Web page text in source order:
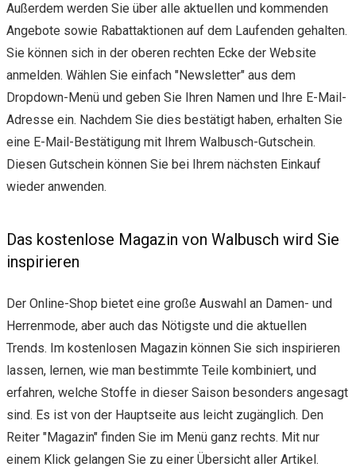
Außerdem werden Sie über alle aktuellen und kommenden
Angebote sowie Rabattaktionen auf dem Laufenden gehalten.
Sie können sich in der oberen rechten Ecke der Website
anmelden. Wählen Sie einfach "Newsletter" aus dem
Dropdown-Menü und geben Sie Ihren Namen und Ihre E-Mail-
Adresse ein. Nachdem Sie dies bestätigt haben, erhalten Sie
eine E-Mail-Bestätigung mit Ihrem Walbusch-Gutschein.
Diesen Gutschein können Sie bei Ihrem nächsten Einkauf
wieder anwenden.
Das kostenlose Magazin von Walbusch wird Sie
inspirieren
Der Online-Shop bietet eine große Auswahl an Damen- und
Herrenmode, aber auch das Nötigste und die aktuellen
Trends. Im kostenlosen Magazin können Sie sich inspirieren
lassen, lernen, wie man bestimmte Teile kombiniert, und
erfahren, welche Stoffe in dieser Saison besonders angesagt
sind. Es ist von der Hauptseite aus leicht zugänglich. Den
Reiter "Magazin" finden Sie im Menü ganz rechts. Mit nur
einem Klick gelangen Sie zu einer Übersicht aller Artikel.